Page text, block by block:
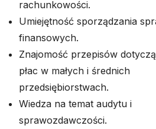
rachunkowości.
Umiejętność sporządzania
finansowych.
Znajomość przepisów
płac w małych i średnich
przedsiębiorstwach.
Wiedza na temat audytu i
sprawozdawczości.